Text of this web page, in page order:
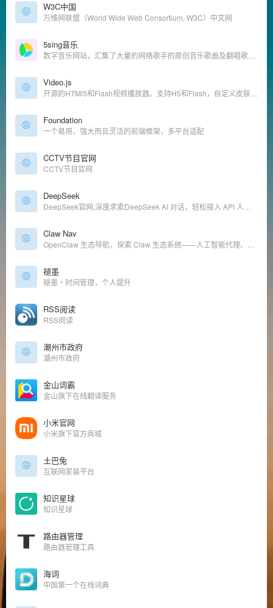
W3C中国
万维网联盟（World Wide Web Consortium, W3C）中文网
5sing音乐
Video.js
Foundation
一个易用、强大而且灵活的前端框架，多平台适配
CCTV节目官网
CCTV节目官网
DeepSeek
Claw Nav
褪墨
褪墨・时间管理，个人提升
RSS阅读
RSS阅读
潮州市政府
潮州市政府
金山词霸
金山旗下在线翻译服务
小米官网
小米旗下官方商城
土巴兔
互联网家装平台
知识星球
知识星球
路由器管理
路由器管理工具
海词
中国第一个在线词典